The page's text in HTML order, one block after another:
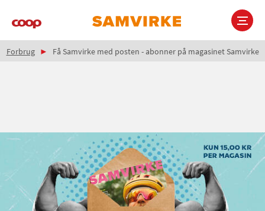
Main
Brødkrumme
Forbrug Få Samvirke med posten - abonner på magasinet Samvirke